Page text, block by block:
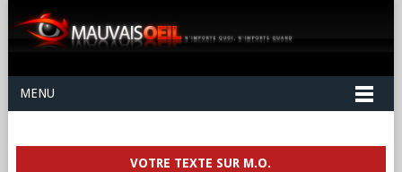
MENU
VOTRE TEXTE SUR M.O.